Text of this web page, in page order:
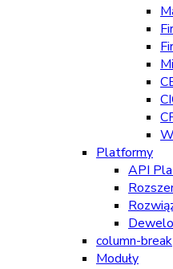
Platformy
API
column-break
Moduły